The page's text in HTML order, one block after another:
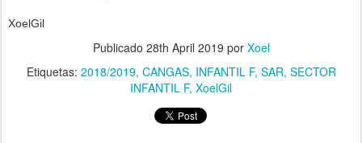
XoelGil
Publicado 28th April 2019 por Xoel
Etiquetas: 2018/2019 CANGAS INFANTIL F SAR SECTOR
INFANTIL F XoelGil